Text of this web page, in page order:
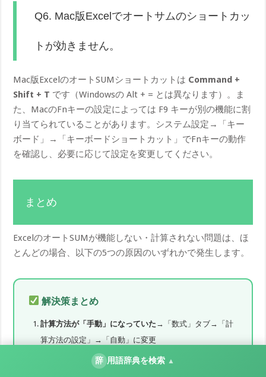
Q6. Mac版Excelでオートサムのショートカッ
トが効きません。
Mac版ExcelのオートSUMショートカットは Command +
Shift + T です（Windowsの Alt + = とは異なります）。ま
た、MacのFnキーの設定によっては F9 キーが別の機能に割
り当てられていることがあります。システム設定→「キー
ボード」→「キーボードショートカット」でFnキーの動作
を確認し、必要に応じて設定を変更してください。
まとめ
ExcelのオートSUMが機能しない・計算されない問題は、ほ
とんどの場合、以下の5つの原因のいずれかで発生します。
解決策まとめ
計算方法が「手動」になっていた →「数式」タブ→「計
算方法の設定」→「自動」に変更
セルの書式が「文字列」になっていた→書式を「標準」
辞 用語辞典を検索 ▲